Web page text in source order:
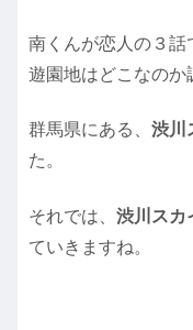
南くんが恋人の３話
遊園地はどこなのか
群馬県にある、 渋川
た。
それでは、 渋川スカ
ていきますね。